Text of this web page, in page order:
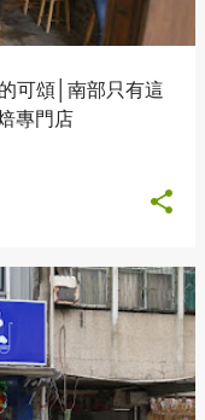
可頌│南部只有這
專門店